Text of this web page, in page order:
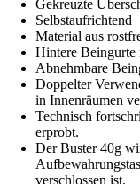
Gekreuzte
Selbstaufrichtend
Material aus
Hintere Beingurte
Abnehmbare
Doppelter
in Innenräumen
Technisch
erprobt.
Der Buster 40g
verschlossen ist.